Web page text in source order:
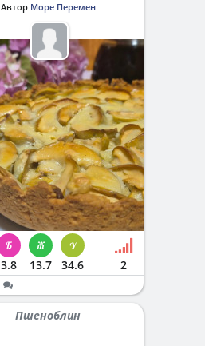
Автор Море Перемен
3.8 13.7 34.6 2
Пшеноблин